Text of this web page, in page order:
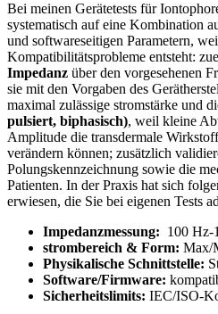
Bei​ meinen ⁣Gerätetests ​für
systematisch auf eine Kombination
und softwareseitigen Parametern,
Kompatibilitätsprobleme entsteht:
Impedanz über den ⁢vorgesehenen
sie mit den Vorgaben des
maximal‌ zulässige ⁣stromstärke und
pulsiert, biphasisch), weil ‌kleine
Amplitude die⁣ transdermale⁣
verändern können; zusätzlich
Polungskennzeichnung sowie​ die
Patienten. In der Praxis hat sich
erwiesen, die ​Sie bei eigenen Tests
Impedanzmessung:
100
strombereich & Form: Max/
Physikalische​ Schnittstelle:
Software/Firmware:
Sicherheitslimits: IEC/ISO-